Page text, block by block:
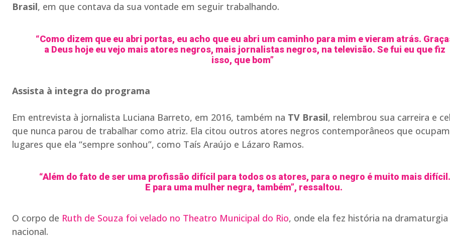
Brasil, em que contava da sua vontade em seguir trabalhando.
“Como dizem que eu abri portas, eu acho que eu abri um caminho para mim e vieram atrás.
a Deus hoje eu vejo mais atores negros, mais jornalistas negros, na televisão. Se fui eu que fiz
isso, que bom”
Assista à integra do programa
Em entrevista à jornalista Luciana Barreto, em 2016, também na TV Brasil, relembrou sua carreira e
que nunca parou de trabalhar como atriz. Ela citou outros atores negros contemporâneos que ocupam
lugares que ela “sempre sonhou”, como Taís Araújo e Lázaro Ramos.
“Além do fato de ser uma profissão difícil para todos os atores, para o negro é muito mais difícil.
E para uma mulher negra, também”, ressaltou.
O corpo de Ruth de Souza foi velado no Theatro Municipal do Rio, onde ela fez história na dramaturgia
nacional.